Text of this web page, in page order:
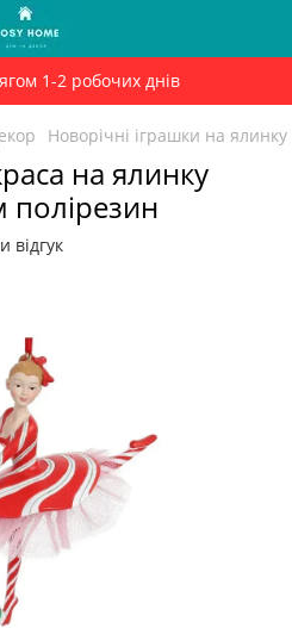
1-2 робочих днів
Новорічні іграшки на ялинку
на ялинку
полірезин
відгук